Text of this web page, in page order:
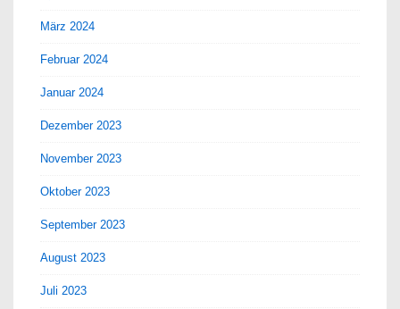
März 2024
Februar 2024
Januar 2024
Dezember 2023
November 2023
Oktober 2023
September 2023
August 2023
Juli 2023